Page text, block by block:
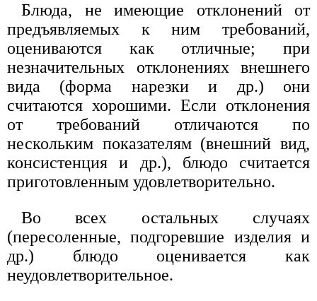
Блюда, не имеющие отклонений от
предъявляемых к ним требований,
оцениваются как отличные; при
незначительных отклонениях внешнего
вида (форма нарезки и др.) они
считаются хорошими. Если отклонения
от требований отличаются по
нескольким показателям (внешний вид,
консистенция и др.), блюдо считается
приготовленным удовлетворительно.
Во всех остальных случаях
(пересоленные, подгоревшие изделия и
др.) блюдо оценивается как
неудовлетворительное.